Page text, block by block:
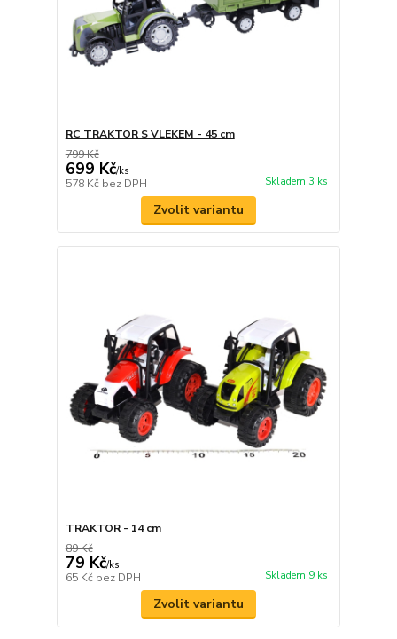
RC TRAKTOR S VLEKEM - 45 cm
799 Kč
699 Kč/ks
578 Kč bez DPH Skladem 3 ks
Zvolit variantu
TRAKTOR - 14 cm
89 Kč
79 Kč/ks
65 Kč bez DPH Skladem 9 ks
Zvolit variantu